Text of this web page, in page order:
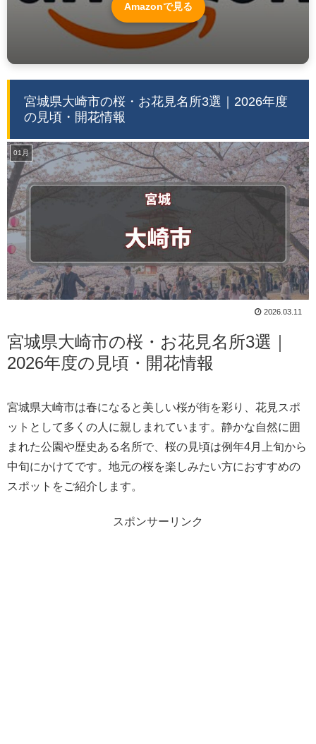
Amazonで見る
宮城県大崎市の桜・お花見名所3選｜2026年度
の見頃・開花情報
01月
2026.03.11
宮城県大崎市の桜・お花見名所3選｜
2026年度の見頃・開花情報
宮城県大崎市は春になると美しい桜が街を彩り、花見スポ
ットとして多くの人に親しまれています。静かな自然に囲
まれた公園や歴史ある名所で、桜の見頃は例年4月上旬から
中旬にかけてです。地元の桜を楽しみたい方におすすめの
スポットをご紹介します。
スポンサーリンク